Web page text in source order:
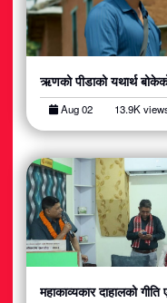
ऋणको पीडाको यथार्थ
Aug 02 13.9K
महाकाव्यकार दाहालको गीति